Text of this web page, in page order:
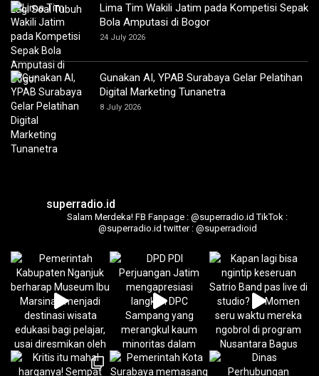
Lima Tim Wakili Jatim pada Kompetisi Sepak
Bola Amputasi di Bogor
24 July 2026
Gunakan AI, YPAB Surabaya Gelar Pelatihan
Digital Marketing Tunanetra
8 July 2026
superradio.id
Salam Merdeka! FB Fanpage : @superradio.id TikTok :
@superradio.id twitter : @superradioid